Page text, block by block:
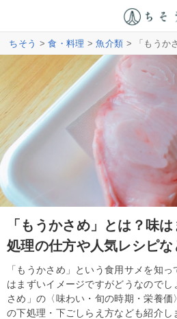
ちそう >食・料理 >魚介類 > 「もうか
「もうかさめ」とは？味
処理の仕方や人気レシピな
「もうかさめ」という食用サメを知
はまずいイメージですがどうなので
さめ」の〈味わい・旬の時期・栄養
の下処理・下ごしらえ方なども紹介し